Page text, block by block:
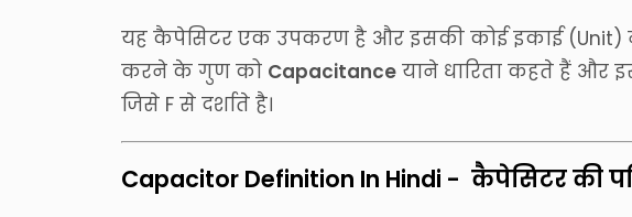
यह कैपेसिटर एक उपकरण है और इसकी कोई इकाई (Unit)
करने के गुण को Capacitanceयाने धारिता कहते हैं और
जिसे F से दर्शाते है।
Capacitor Definition In Hindi - कैपेसिटर की